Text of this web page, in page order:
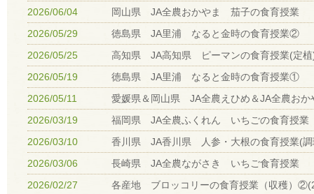
2026/06/04
岡山県 JA全農おかやま 茄子の食育授業
2026/05/29
徳島県 JA里浦 なると金時の食育授業②
2026/05/25
高知県 JA高知県 ピーマンの食育授業(定
2026/05/19
徳島県 JA里浦 なると金時の食育授業①
2026/05/11
愛媛県＆岡山県 JA全農えひめ＆JA全農お
2026/03/19
福岡県 JA全農ふくれん いちごの食育授業
2026/03/10
香川県 JA香川県 人参・大根の食育授業(調
2026/03/06
長崎県 JA全農ながさき いちご食育授業
2026/02/27
各産地 ブロッコリーの食育授業（収穫）